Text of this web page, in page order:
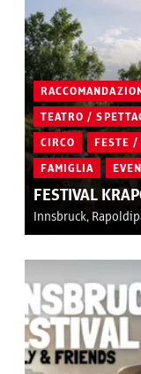
TEATRO /
CIRCO FESTE /
FAMIGLIA
FESTIVAL
Innsbruck,